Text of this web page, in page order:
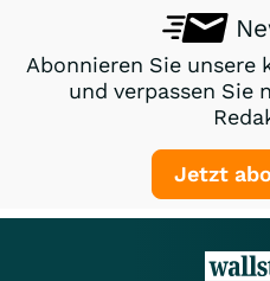
Abonnieren Sie
und verpassen Sie
Jetzt